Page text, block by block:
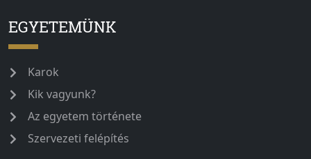
EGYETEMÜNK
Karok
Kik vagyunk?
Az egyetem története
Szervezeti felépítés